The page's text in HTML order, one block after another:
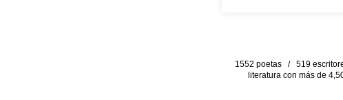
1552 poetas / 519
literatura con más de